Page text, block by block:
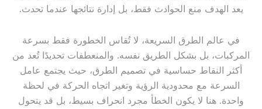
يعد الهدف منع الحوادث فقط، بل إدارة نتائجها عندما تحدث.
في عالم الطرق السريعة، لا تُقاس الخطورة فقط بسرعة
المركبات، بل بشكل الطريق نفسه. والمنعطفات تحديدًا تُعد من
أكثر النقاط حساسية في تصميم الطرق، حيث يجتمع عامل
السرعة مع محدودية الرؤية وتغير اتجاه الحركة في لحظة
واحدة. هنا لا يكون الخطأ مجرد انحراف بسيط، بل قد يتحول